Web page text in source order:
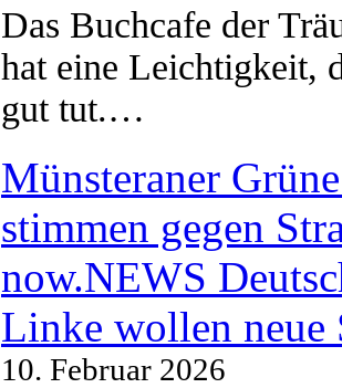
Das Buchcafe der
hat eine Leichtigkeit,
gut tut.…
Münsteraner
stimmen gegen
now.NEWS
Linke wollen neue
10. Februar 2026